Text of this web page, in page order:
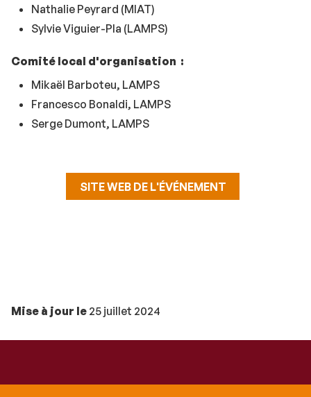
Nathalie Peyrard (MIAT)
Sylvie Viguier-Pla (LAMPS)
Comité local d'organisation :
Mikaël Barboteu, LAMPS
Francesco Bonaldi, LAMPS
Serge Dumont, LAMPS
SITE WEB DE L'ÉVÉNEMENT
Mise à jour le 25 juillet 2024